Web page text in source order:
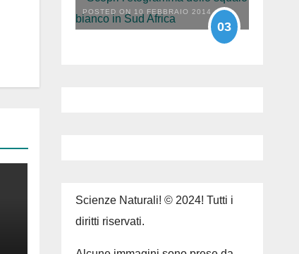
POSTED ON 10 FEBBRAIO 2014
03
Scienze Naturali! © 2024! Tutti i
diritti riservati.